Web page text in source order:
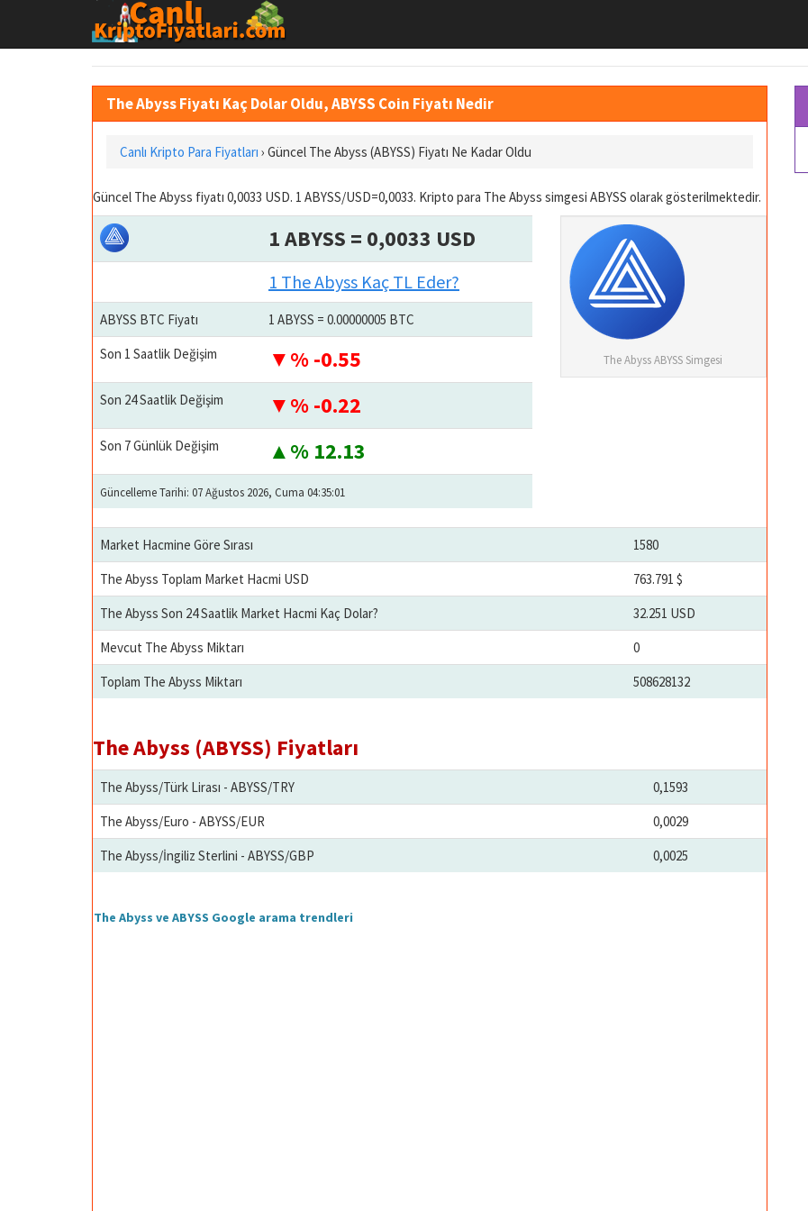
The Abyss Fiyatı Kaç Dolar Oldu, ABYSS Coin Fiyatı Nedir
Canlı Kripto Para Fiyatları › Güncel The Abyss (ABYSS) Fiyatı Ne Kadar Oldu
Güncel The Abyss fiyatı 0,0033 USD. 1 ABYSS/USD=0,0033. Kripto para The Abyss simgesi ABYSS olarak gösterilmektedir.
1 ABYSS = 0,0033 USD
1 The Abyss Kaç TL Eder?
ABYSS BTC Fiyatı
1 ABYSS = 0.00000005 BTC
Son 1 Saatlik Değişim
% -0.55
Son 24 Saatlik Değişim % -0.22
Son 7 Günlük Değişim % 12.13
Güncelleme Tarihi: 07 Ağustos 2026, Cuma 04:35:01
The Abyss ABYSS Simgesi
Market Hacmine Göre Sırası
1580
The Abyss Toplam Market Hacmi USD
763.791 $
The Abyss Son 24 Saatlik Market Hacmi Kaç Dolar?
32.251 USD
Mevcut The Abyss Miktarı
0
Toplam The Abyss Miktarı
508628132
The Abyss (ABYSS) Fiyatları
The Abyss/Türk Lirası - ABYSS/TRY
0,1593
The Abyss/Euro - ABYSS/EUR
0,0029
The Abyss/İngiliz Sterlini - ABYSS/GBP
0,0025
The Abyss ve ABYSS Google arama trendleri